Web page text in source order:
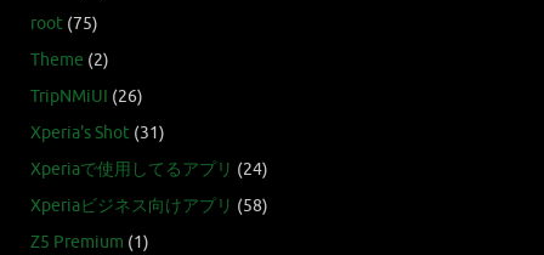
root (75)
Theme (2)
TripNMiUI (26)
Xperia's Shot (31)
Xperiaで使用してるアプリ (24)
Xperiaビジネス向けアプリ (58)
Z5 Premium (1)